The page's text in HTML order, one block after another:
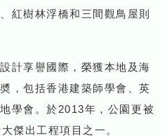
紅樹林浮橋和三間觀鳥屋則
計享譽國際，榮獲本地及海
，包括香港建築師學會、英
學會。於2013年，公園更被
傑出工程項目之一。